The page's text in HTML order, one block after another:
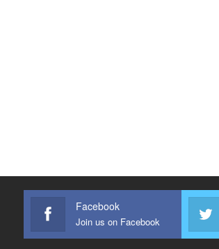
Facebook
Join us on Facebook